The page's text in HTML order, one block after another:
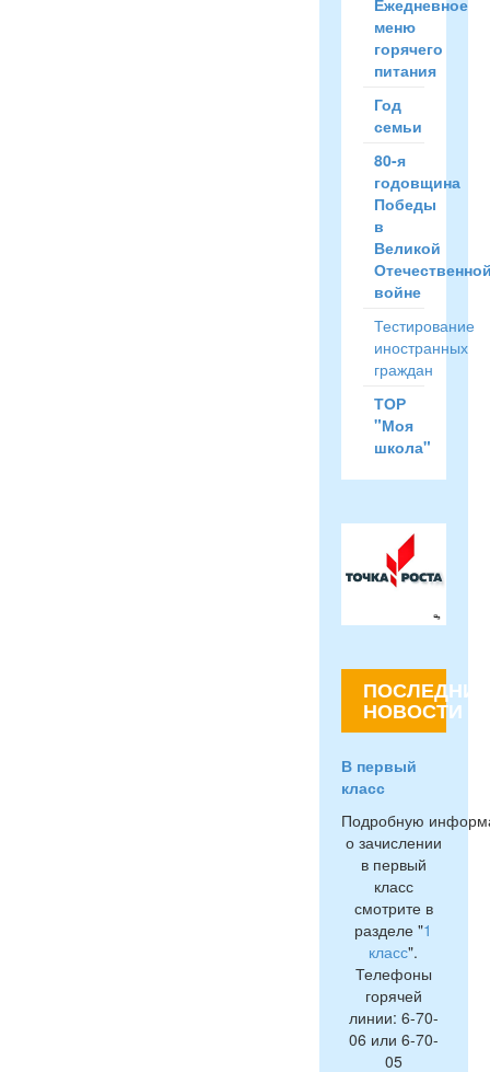
Ежедневное
меню
горячего
питания
Год
семьи
80-я
годовщина
Победы
в
Великой
войне
Тестирование
иностранных
граждан
ТОР
"Моя
школа"
ПОСЛЕДНИЕ
НОВОСТИ
В первый
класс
Подробную
о зачислении
в первый
класс
смотрите в
разделе "1
класс".
Телефоны
горячей
линии: 6-70-
06 или 6-70-
05